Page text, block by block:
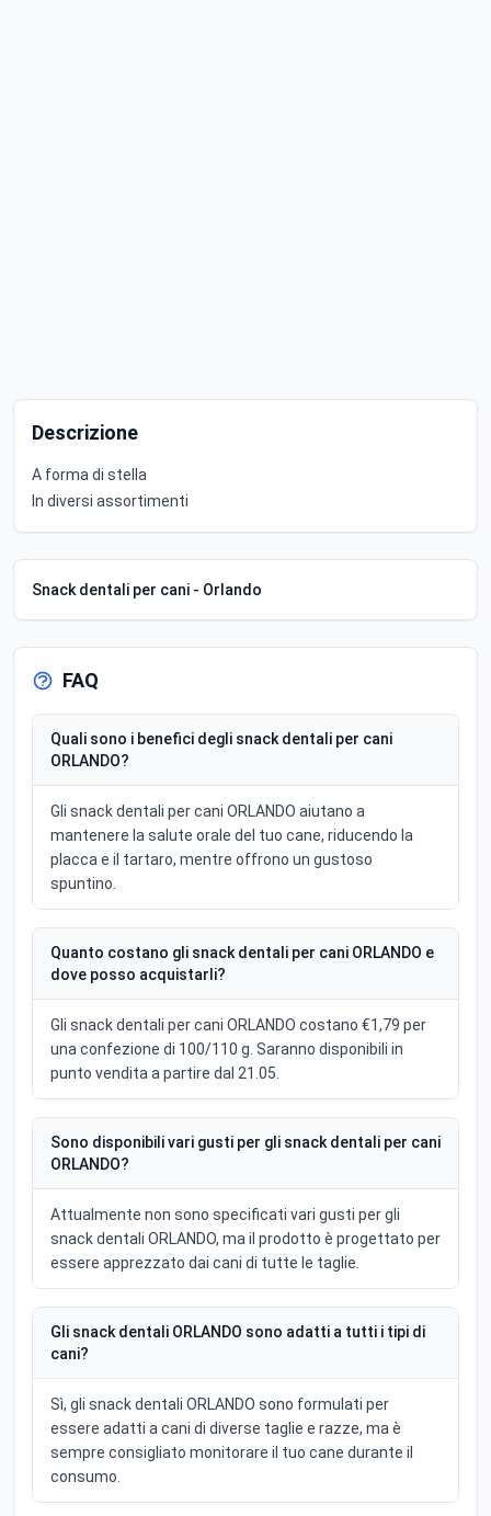
Descrizione
A forma di stella
In diversi assortimenti
Snack dentali per cani - Orlando
FAQ
Quali sono i benefici degli snack dentali per cani
ORLANDO?
Gli snack dentali per cani ORLANDO aiutano a
mantenere la salute orale del tuo cane, riducendo la
placca e il tartaro, mentre offrono un gustoso
spuntino.
Quanto costano gli snack dentali per cani ORLANDO e
dove posso acquistarli?
Gli snack dentali per cani ORLANDO costano €1,79 per
una confezione di 100/110 g. Saranno disponibili in
punto vendita a partire dal 21.05.
Sono disponibili vari gusti per gli snack dentali per cani
ORLANDO?
Attualmente non sono specificati vari gusti per gli
snack dentali ORLANDO, ma il prodotto è progettato per
essere apprezzato dai cani di tutte le taglie.
Gli snack dentali ORLANDO sono adatti a tutti i tipi di
cani?
Sì, gli snack dentali ORLANDO sono formulati per
essere adatti a cani di diverse taglie e razze, ma è
sempre consigliato monitorare il tuo cane durante il
consumo.